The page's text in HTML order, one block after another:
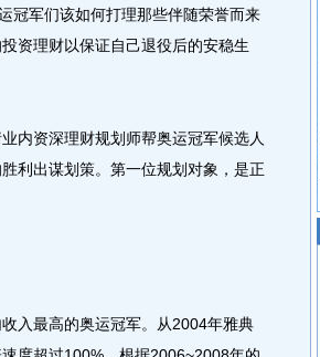
冠军们该如何打理那些伴随荣誉而来
资理财以保证自己退役后的安稳生
资深理财规划师帮奥运冠军候选人
利出谋划策。第一位规划对象，是正
入最高的奥运冠军。从2004年雅典